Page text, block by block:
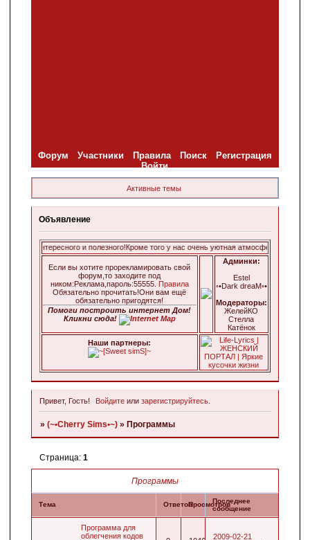
Форум Участники Правила Поиск
Регистрация
Войти
Активные темы
Объявление
интересного и полезного!Кроме того у нас очень уютная атмосфера и мы
Если вы хотите прорекламировать свой
форум,то заходите под
ником:Реклама,пароль:55555. Правила
Обязательно прочитать!Они вам ещё
обязательно пригодятся!
Помоги построить интернет Дом!
Кликни сюда!
Админки:
Estel
◦•Dark dreaM◦•
Модераторы:
ЖелейКО
Стелла
Катёнок
Наши паpтнеpы:
Привет, Гость! Войдите илизарегистрируйтесь
» (~•Cherry Sims•~) » Программы
Программы
Страница: 1
Тема ОтветовПросмотровПоследнее
сообщение
Программа для
облегчения кодов
2009-02-21